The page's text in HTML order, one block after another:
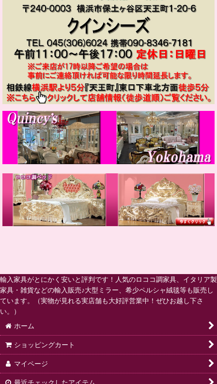
輸入家具がとにかく安いと評判です！人気のロココ調家具、イタリア製
家具・雑貨などの輸入販売♪大型ミラー、希少ペルシャ絨毯等も販売し
ています。（実物が見れる実店舗も大好評営業中！ぜひお越し下さ
い。）
ホーム
ショッピングカート
マイページ
最近チェックしたアイテム